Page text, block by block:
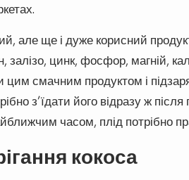
але ще і дуже корисний
залізо, цинк, фосфор, магній,
цим смачним продуктом і
з’їдати його відразу ж
часом, плід потрібно
кокоса